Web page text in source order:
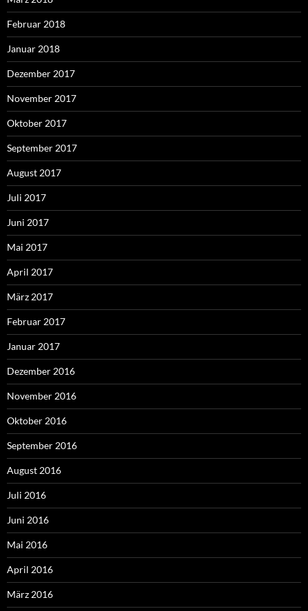
Februar 2018
Januar 2018
Dezember 2017
November 2017
Oktober 2017
September 2017
August 2017
Juli 2017
Juni 2017
Mai 2017
April 2017
März 2017
Februar 2017
Januar 2017
Dezember 2016
November 2016
Oktober 2016
September 2016
August 2016
Juli 2016
Juni 2016
Mai 2016
April 2016
März 2016